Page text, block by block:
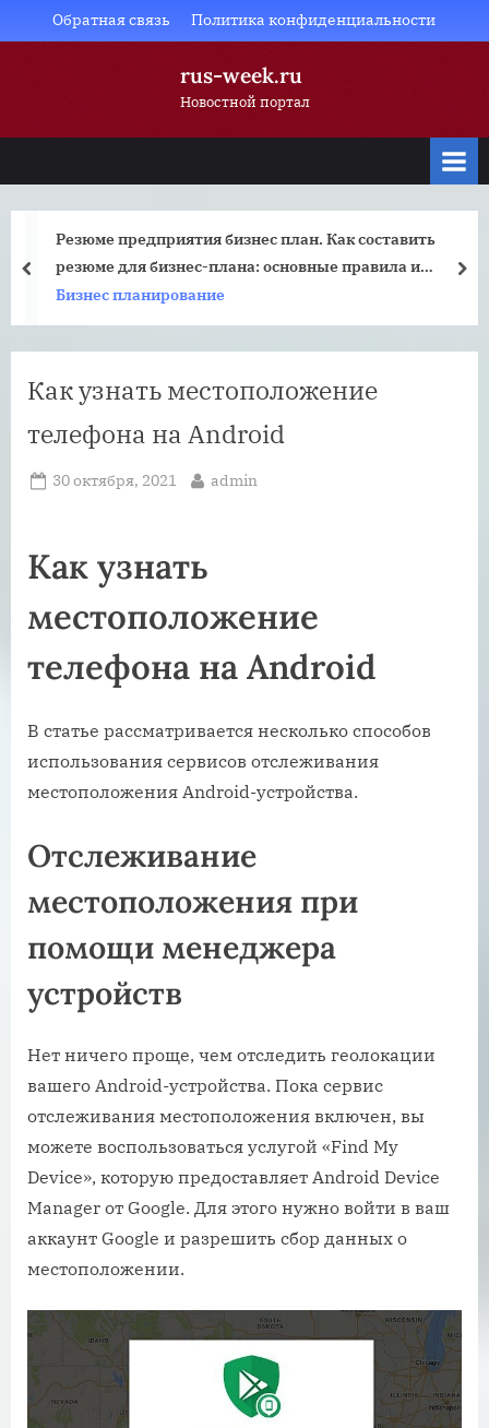
to
Обратная связь Политика конфиденциальности
rus-week.ru
Новостной портал
Резюме предприятия бизнес план. Как составить
резюме для бизнес-плана: основные правила и
рекомендации
Бизнес планирование
prev
Как узнать местоположение
телефона на Android
Posted
30 октября, 2021 By
admin
Как узнать
местоположение
телефона на Android
В статье рассматривается несколько способов
использования сервисов отслеживания
местоположения Android-устройства.
Отслеживание
местоположения при
помощи менеджера
устройств
Нет ничего проще, чем отследить геолокации
вашего Android-устройства. Пока сервис
отслеживания местоположения включен, вы
можете воспользоваться услугой «Find My
Device», которую предоставляет Android Device
Manager от Google. Для этого нужно войти в ваш
аккаунт Google и разрешить сбор данных о
местоположении.